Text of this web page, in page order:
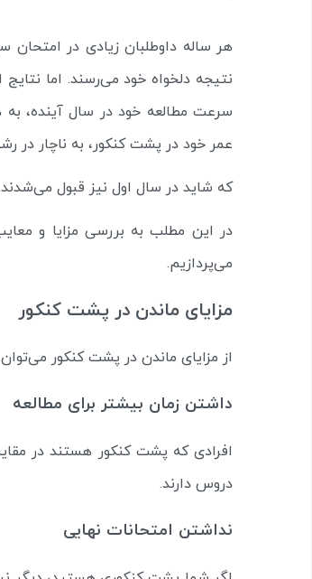
هر ساله داوطلبان زیادی در
نتیجه دلخواه خود می‌رسند. اما
سرعت مطالعه خود در سال آینده،
عمر خود در پشت کنکور، به ناچار در
که شاید در سال اول نیز قبول
در این مطلب به بررسی مزایا و
می‌پردازیم.
مزایای ماندن در پشت کنکور
از مزایای ماندن در پشت کنکور می‌توان
داشتن زمان بیشتر برای مطالعه
افرادی که پشت کنکور هستند در
دروس دارند.
نداشتن امتحانات نهایی